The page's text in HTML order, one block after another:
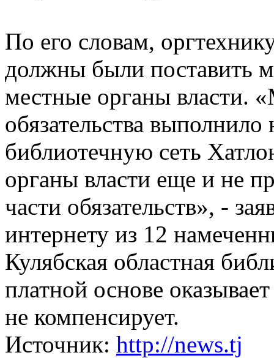
По его словам,
должны были поставить
местные органы власти.
обязательства
библиотечную сеть
органы власти еще и не
части обязательств», -
интернету из 12
Кулябская областная
платной основе
не компенсирует.
Источник: http://news.tj